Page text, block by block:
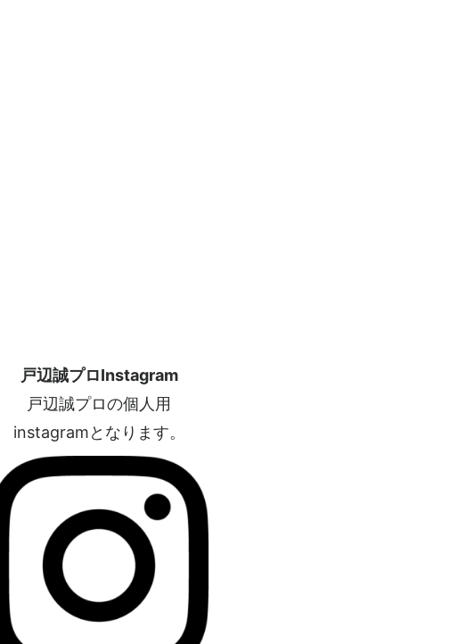
戸辺誠プロInstagram
戸辺誠プロの個人用
instagramとなります。